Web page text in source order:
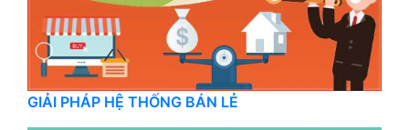
GIẢI PHÁP HỆ THỐNG BÁN LẺ